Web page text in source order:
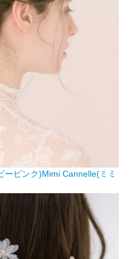
ピンク)Mimi Cannelle(ミミ